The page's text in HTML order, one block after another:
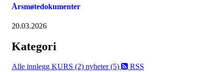
Årsmøtedokumenter
20.03.2026
Kategori
Alle innlegg KURS (2) nyheter (5) RSS